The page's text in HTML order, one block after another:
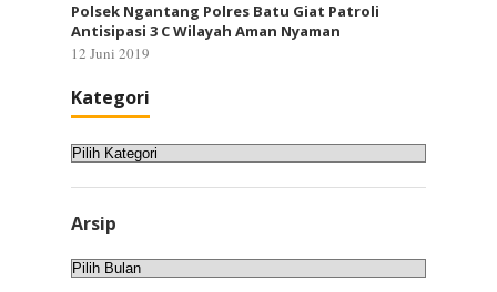
Polsek Ngantang Polres Batu Giat Patroli
Antisipasi 3 C Wilayah Aman Nyaman
12 Juni 2019
Kategori
Kategori
Arsip
Arsip